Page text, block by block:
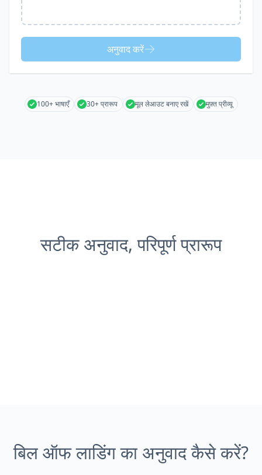
अनुवाद करें
100+ भाषाएँ 30+ प्रारूप मूल लेआउट बनाए रखें मुफ़्त प्रीव्यू
सटीक अनुवाद, परिपूर्ण प्रारूप
बिल ऑफ लाडिंग का अनुवाद कैसे करें?